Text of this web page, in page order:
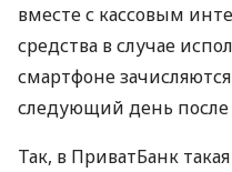
вместе с кассовым
средства в случае
смартфоне
следующий день
Так, в ПриватБанк